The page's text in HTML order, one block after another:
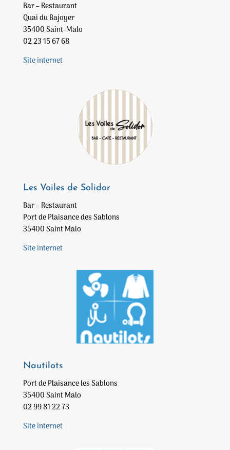
Bar – Restaurant
Quai du Bajoyer
35400 Saint-Malo
02 23 15 67 68
Site internet
Les Voiles de Solidor
Bar – Restaurant
Port de Plaisance des Sablons
35400 Saint Malo
Site internet
Nautilots
Port de Plaisance les Sablons
35400 Saint Malo
02 99 81 22 73
Site internet